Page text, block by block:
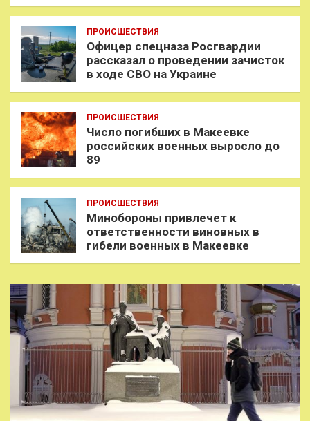
ПРОИСШЕСТВИЯ
Офицер спецназа Росгвардии
рассказал о проведении зачисток
в ходе СВО на Украине
ПРОИСШЕСТВИЯ
Число погибших в Макеевке
российских военных выросло до
89
ПРОИСШЕСТВИЯ
Минобороны привлечет к
ответственности виновных в
гибели военных в Макеевке